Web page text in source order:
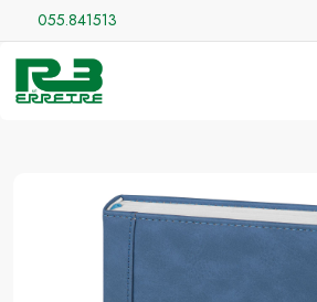
055.841513